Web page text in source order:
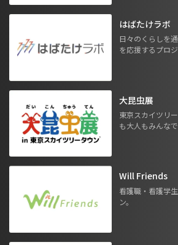
はばたけラボ
日々のくらしを
を応援するプロ
大昆虫展
東京スカイツリ
も大人もみんな
Will Friends
看護職・看護学
ン。